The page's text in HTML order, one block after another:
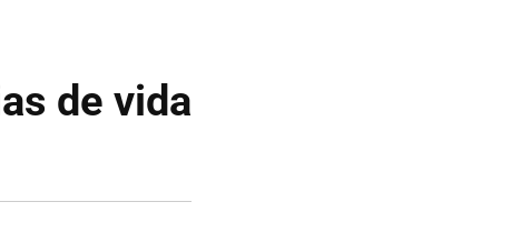
de vida